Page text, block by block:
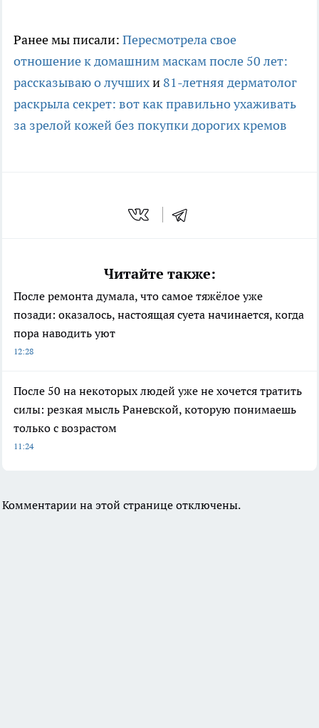
Ранее мы писали: Пересмотрела свое
отношение к домашним маскам после 50 лет:
рассказываю о лучшихи 81-летняя дерматолог
раскрыла секрет: вот как правильно ухаживать
за зрелой кожей без покупки дорогих кремов
Читайте также:
После ремонта думала, что самое тяжёлое уже
позади: оказалось, настоящая суета начинается, когда
пора наводить уют
12:28
После 50 на некоторых людей уже не хочется тратить
силы: резкая мысль Раневской, которую понимаешь
только с возрастом
11:24
Комментарии на этой странице отключены.